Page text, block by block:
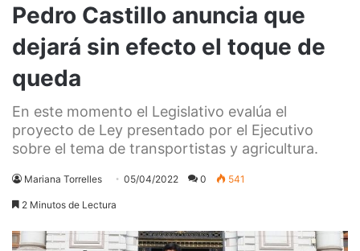
Pedro Castillo anuncia que
dejará sin efecto el toque de
queda
En este momento el Legislativo evalúa el
proyecto de Ley presentado por el Ejecutivo
sobre el tema de transportistas y agricultura.
Mariana Torrelles 05/04/2022 0 541
2 Minutos de Lectura